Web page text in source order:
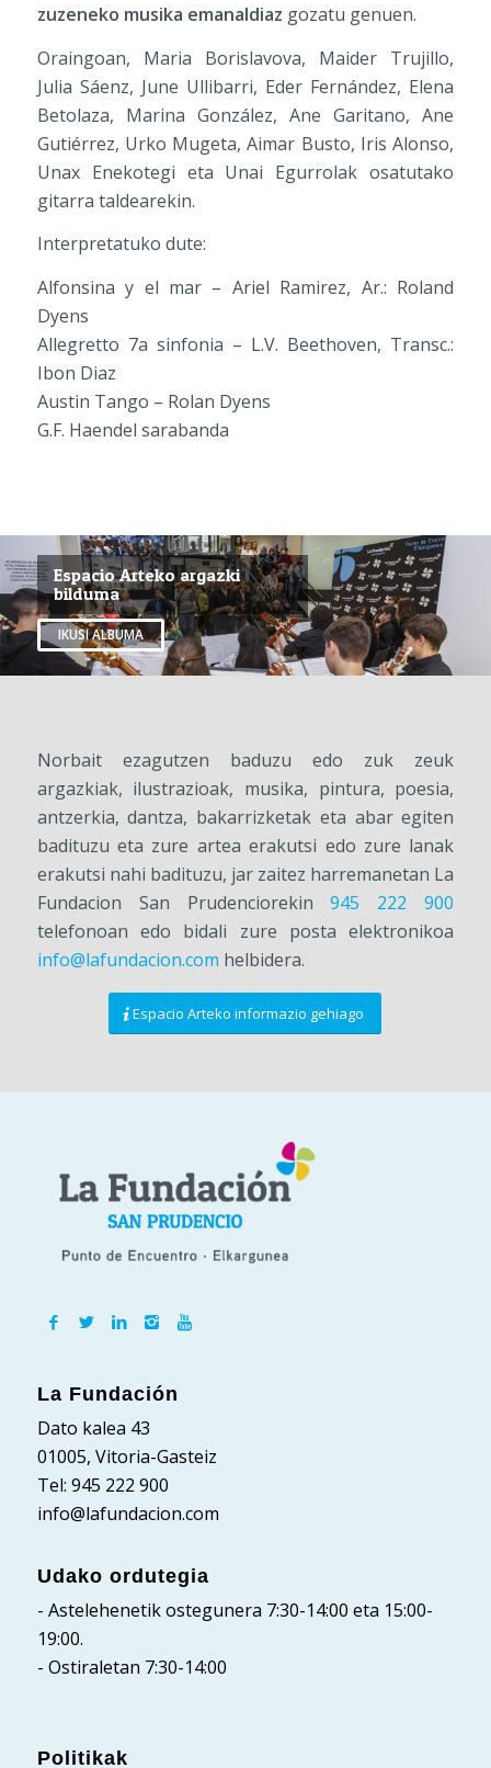
zuzeneko musika emanaldiaz gozatu genuen.
Oraingoan, Maria Borislavova, Maider Trujillo,
Julia Sáenz, June Ullibarri, Eder Fernández, Elena
Betolaza, Marina González, Ane Garitano, Ane
Gutiérrez, Urko Mugeta, Aimar Busto, Iris Alonso,
Unax Enekotegi eta Unai Egurrolak osatutako
gitarra taldearekin.
Interpretatuko dute:
Alfonsina y el mar – Ariel Ramirez, Ar.: Roland
Dyens
Allegretto 7a sinfonia – L.V. Beethoven, Transc.:
Ibon Diaz
Austin Tango – Rolan Dyens
G.F. Haendel sarabanda
Espacio Arteko argazki
bilduma
IKUSI ALBUMA
Norbait ezagutzen baduzu edo zuk zeuk
argazkiak, ilustrazioak, musika, pintura, poesia,
antzerkia, dantza, bakarrizketak eta abar egiten
badituzu eta zure artea erakutsi edo zure lanak
erakutsi nahi badituzu, jar zaitez harremanetan La
Fundacion San Prudenciorekin945 222 900
telefonoan edo bidali zure posta elektronikoa
info@lafundacion.com helbidera.
Espacio Arteko informazio gehiago
La Fundación
Dato kalea 43
01005, Vitoria-Gasteiz
Tel: 945 222 900
info@lafundacion.com
Udako ordutegia
- Astelehenetik ostegunera 7:30-14:00 eta 15:00-
19:00.
- Ostiraletan 7:30-14:00
Politikak